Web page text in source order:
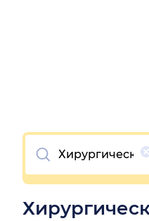
Очистить